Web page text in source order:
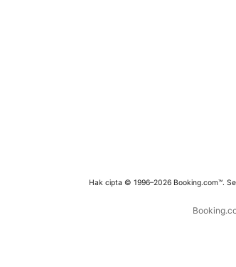
Hak cipta © 1996–2026 Booking.com™.